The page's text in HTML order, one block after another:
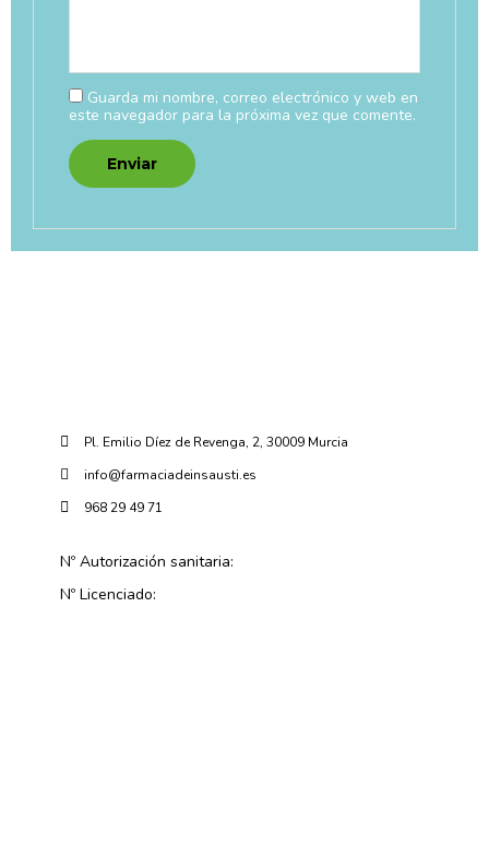
Guarda mi nombre, correo electrónico y web en
este navegador para la próxima vez que comente.
Pl. Emilio Díez de Revenga, 2, 30009 Murcia
info@farmaciadeinsausti.es
968 29 49 71
Nº Autorización sanitaria:
Nº Licenciado: